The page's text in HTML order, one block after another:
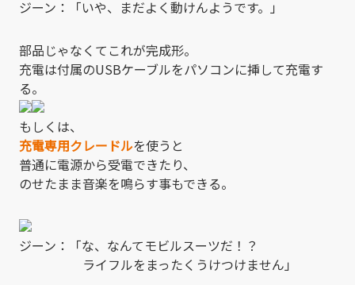
ジーン：「いや、まだよく動けんようです。」
部品じゃなくてこれが完成形。
充電は付属のUSBケーブルをパソコンに挿して充電す
る。
もしくは、
充電専用クレードルを使うと
普通に電源から受電できたり、
のせたまま音楽を鳴らす事もできる。
ジーン：「な、なんてモビルスーツだ！？
ライフルをまったくうけつけません」